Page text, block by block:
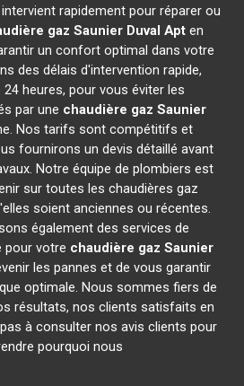
rapidement pour réparer ou
gaz Saunier Duval Apten
un confort optimal dans votre
des délais d'intervention rapide,
heures, pour vous éviter les
par une chaudière gaz Saunier
Nos tarifs sont compétitifs et
fournirons un devis détaillé avant
Notre équipe de plombiers est
sur toutes les chaudières gaz
soient anciennes ou récentes.
également des services de
pour votre chaudière gaz Saunier
les pannes et de vous garantir
optimale. Nous sommes fiers de
résultats, nos clients satisfaits en
à consulter nos avis clients pour
pourquoi nous